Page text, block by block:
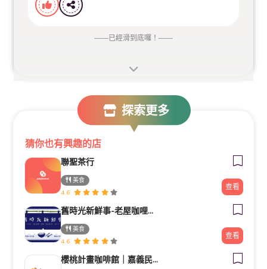
——已經滑到底囉！ ——
探索更多
猜你也有興趣的店
聯聖茶行
美食
4.6
查看
舊時光新鮮事-老屋咖哩專賣
美食
4.6
查看
櫻桃計畫咖啡館｜嘉義民生北門市